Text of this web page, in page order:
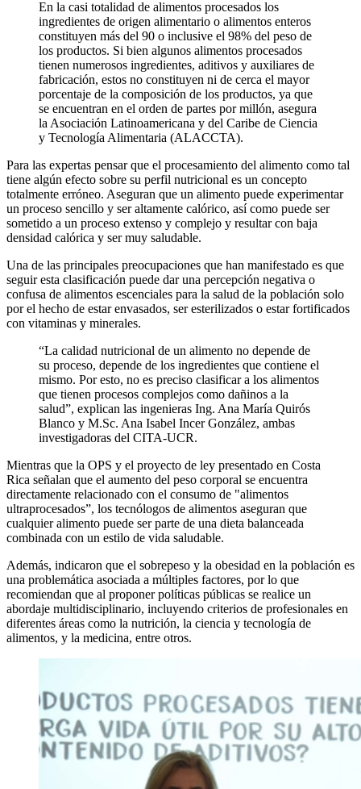
En la casi totalidad de alimentos procesados los
ingredientes de origen alimentario o alimentos enteros
constituyen más del 90 o inclusive el 98% del peso de
los productos. Si bien algunos alimentos procesados
tienen numerosos ingredientes, aditivos y auxiliares de
fabricación, estos no constituyen ni de cerca el mayor
porcentaje de la composición de los productos, ya que
se encuentran en el orden de partes por millón, asegura
la Asociación Latinoamericana y del Caribe de Ciencia
y Tecnología Alimentaria (ALACCTA).
Para las expertas pensar que el procesamiento del alimento como tal
tiene algún efecto sobre su perfil nutricional es un concepto
totalmente erróneo. Aseguran que un alimento puede experimentar
un proceso sencillo y ser altamente calórico, así como puede ser
sometido a un proceso extenso y complejo y resultar con baja
densidad calórica y ser muy saludable.
Una de las principales preocupaciones que han manifestado es que
seguir esta clasificación puede dar una percepción negativa o
confusa de alimentos escenciales para la salud de la población solo
por el hecho de estar envasados, ser esterilizados o estar fortificados
con vitaminas y minerales.
“La calidad nutricional de un alimento no depende de
su proceso, depende de los ingredientes que contiene el
mismo. Por esto, no es preciso clasificar a los alimentos
que tienen procesos complejos como dañinos a la
salud”, explican las ingenieras Ing. Ana María Quirós
Blanco y M.Sc. Ana Isabel Incer González, ambas
investigadoras del CITA-UCR.
Mientras que la OPS y el proyecto de ley presentado en Costa
Rica señalan que el aumento del peso corporal se encuentra
directamente relacionado con el consumo de "alimentos
ultraprocesados”, los tecnólogos de alimentos aseguran que
cualquier alimento puede ser parte de una dieta balanceada
combinada con un estilo de vida saludable.
Además, indicaron que el sobrepeso y la obesidad en la población es
una problemática asociada a múltiples factores, por lo que
recomiendan que al proponer políticas públicas se realice un
abordaje multidisciplinario, incluyendo criterios de profesionales en
diferentes áreas como la nutrición, la ciencia y tecnología de
alimentos, y la medicina, entre otros.